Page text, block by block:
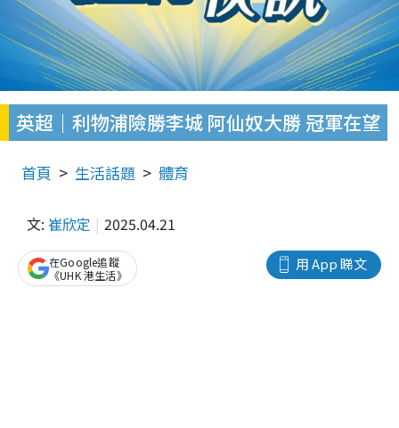
英超｜利物浦險勝李城 阿仙奴大勝 冠軍在望
首頁 生活話題 體育
文: 崔欣定 2025.04.21
用 App 睇文
在Google追蹤
《UHK 港生活》